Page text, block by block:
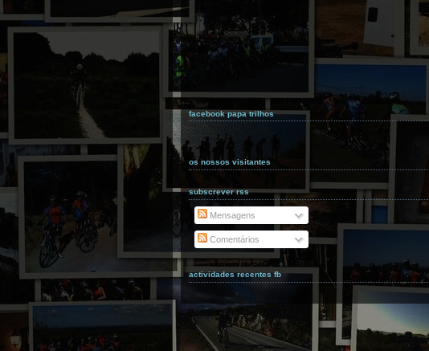
facebook papa trilhos
os nossos visitantes
subscrever rss
Mensagens
Comentários
actividades recentes fb